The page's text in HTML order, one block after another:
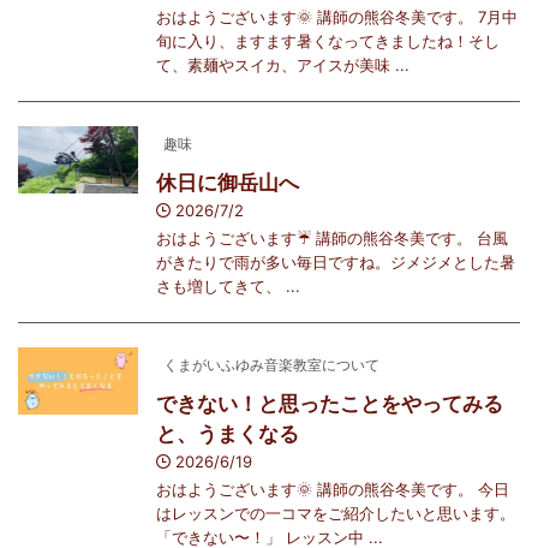
おはようございます🌞 講師の熊谷冬美です。 7月中
旬に入り、ますます暑くなってきましたね！そし
て、素麺やスイカ、アイスが美味 ...
趣味
休日に御岳山へ
2026/7/2
おはようございます☔️ 講師の熊谷冬美です。 台風
がきたりで雨が多い毎日ですね。ジメジメとした暑
さも増してきて、 ...
くまがいふゆみ音楽教室について
できない！と思ったことをやってみる
と、うまくなる
2026/6/19
おはようございます🌞 講師の熊谷冬美です。 今日
はレッスンでの一コマをご紹介したいと思います。
「できない〜！」 レッスン中 ...